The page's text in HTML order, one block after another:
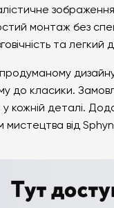
монтаж без
та легкий
до класики.
кожній деталі.
мистецтва від